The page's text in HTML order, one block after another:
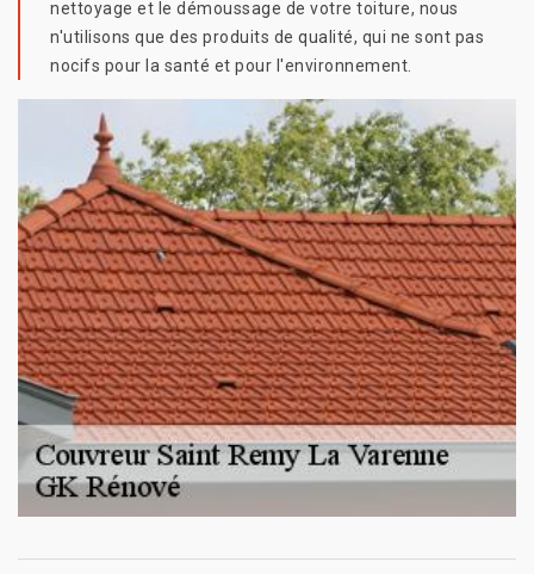
nettoyage et le démoussage de votre toiture, nous
n'utilisons que des produits de qualité, qui ne sont pas
nocifs pour la santé et pour l'environnement.